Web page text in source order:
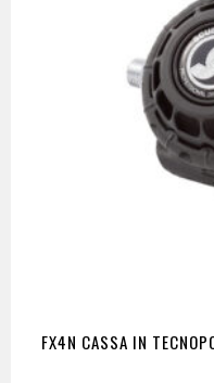
FX4N CASSA IN